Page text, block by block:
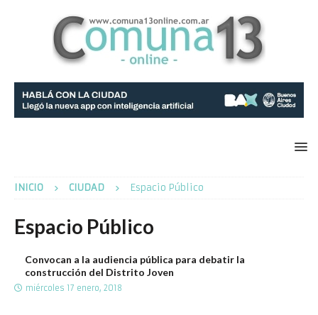
INICIO CIUDAD Espacio Público
Espacio Público
Convocan a la audiencia pública para debatir la
construcción del Distrito Joven
miércoles 17 enero, 2018